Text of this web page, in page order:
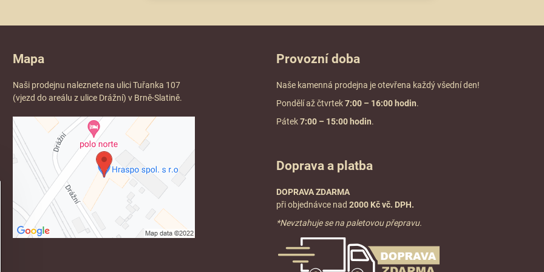
Mapa
Naši prodejnu naleznete na ulici Tuřanka 107
(vjezd do areálu z ulice Drážní) v Brně-Slatině.
Provozní doba
Naše kamenná prodejna je otevřena každý všední den!
Pondělí až čtvrtek7:00 – 16:00 hodin.
Pátek7:00 – 15:00 hodin.
Doprava a platba
DOPRAVA ZDARMA
při objednávce nad 2000 Kč vč. DPH.
*Nevztahuje se na paletovou přepravu.